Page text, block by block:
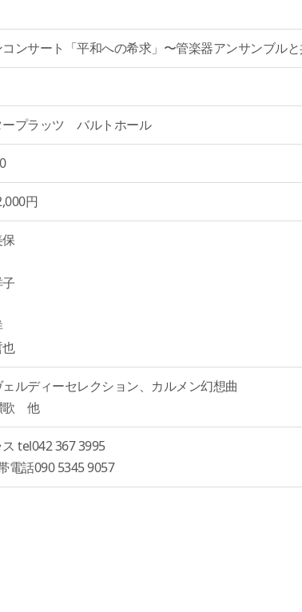
ンサート「平和への希求」〜管楽器アンサンブル
ープラッツ バルトホール
円
ルディーセレクション、カルメン幻想曲
歌 他
tel042 367 3995
電話090 5345 9057